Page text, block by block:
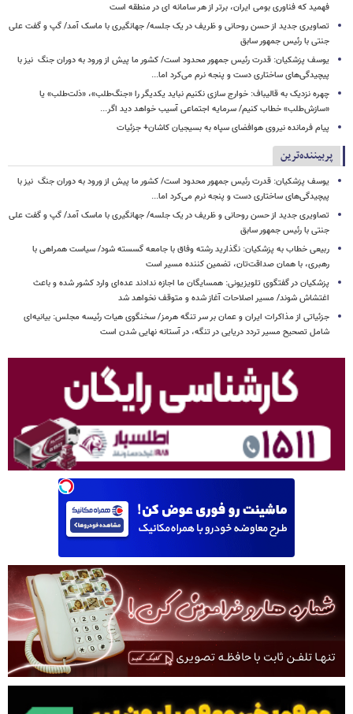
فهمید که فناوری بومی ایران، برتر از هر سامانه ای در منطقه است
تصاویری جدید از حسن روحانی و ظریف در یک جلسه/ جهانگیری با ماسک آمد/ گپ و گفت علی
جنتی با رئیس جمهور سابق
یوسف پزشکیان: قدرت رئیس‌ جمهور محدود است/ کشور ما پیش از ورود به دوران جنگ نیز با
پیچیدگی‌های ساختاری دست و پنجه نرم می‌کرد اما...
چهره نزدیک به قالیباف: خوارج سازی نکنیم نباید یکدیگر را «جنگ‌طلب»، «ذلت‌طلب» یا
«سازش‌طلب» خطاب کنیم/ سرمایه اجتماعی آسیب خواهد دید اگر...
پیام فرمانده نیروی هوافضای سپاه به بسیجیان کاشان+ جزئیات
پربیننده‌ترین
یوسف پزشکیان: قدرت رئیس‌ جمهور محدود است/ کشور ما پیش از ورود به دوران جنگ نیز با
پیچیدگی‌های ساختاری دست و پنجه نرم می‌کرد اما...
تصاویری جدید از حسن روحانی و ظریف در یک جلسه/ جهانگیری با ماسک آمد/ گپ و گفت علی
جنتی با رئیس جمهور سابق
ربیعی خطاب به پزشکیان: نگذارید رشته وفاق با جامعه گسسته شود/ سیاست همراهی با
رهبری، با همان صداقت‌تان، تضمین کننده مسیر است
پزشکیان در گفتگوی تلویزیونی: همسایگان ما اجازه ندادند عده‌ای وارد کشور شده و باعث
اغتشاش شوند/ مسیر اصلاحات آغاز شده و متوقف نخواهد شد
جزئیاتی از مذاکرات ایران و عمان بر سر تنگه هرمز/ سخنگوی هیات رئیسه مجلس: بیانیه‌ای
شامل تصحیح مسیر تردد دریایی در تنگه، در آستانه نهایی شدن است